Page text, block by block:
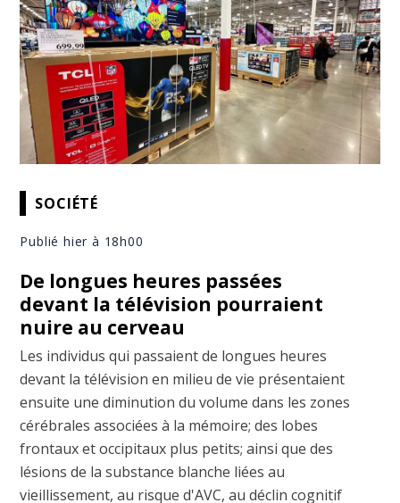
SOCIÉTÉ
Publié hier à 18h00
De longues heures passées
devant la télévision pourraient
nuire au cerveau
Les individus qui passaient de longues heures
devant la télévision en milieu de vie présentaient
ensuite une diminution du volume dans les zones
cérébrales associées à la mémoire; des lobes
frontaux et occipitaux plus petits; ainsi que des
lésions de la substance blanche liées au
vieillissement, au risque d'AVC, au déclin cognitif